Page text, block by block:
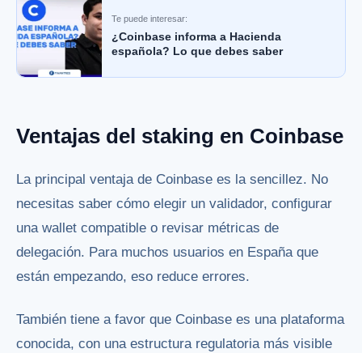
Te puede interesar:
¿Coinbase informa a Hacienda
española? Lo que debes saber
Ventajas del staking en Coinbase
La principal ventaja de Coinbase es la sencillez. No
necesitas saber cómo elegir un validador, configurar
una wallet compatible o revisar métricas de
delegación. Para muchos usuarios en España que
están empezando, eso reduce errores.
También tiene a favor que Coinbase es una plataforma
conocida, con una estructura regulatoria más visible